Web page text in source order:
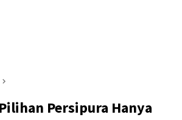
Persipura Hanya